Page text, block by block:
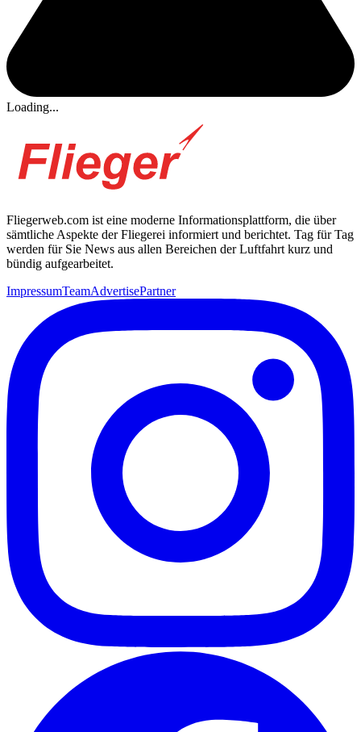
Loading...
Fliegerweb.com ist eine moderne Informationsplattform, die über
sämtliche Aspekte der Fliegerei informiert und berichtet. Tag für Tag
werden für Sie News aus allen Bereichen der Luftfahrt kurz und
bündig aufgearbeitet.
ImpressumTeamAdvertisePartner